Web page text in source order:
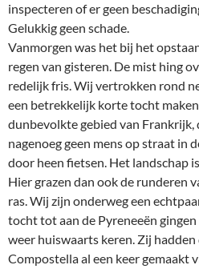
inspecteren of er geen
Gelukkig geen schade.
Vanmorgen was het bij het
regen van gisteren. De mist hing
redelijk fris. Wij vertrokken rond
een betrekkelijk korte tocht
dunbevolkte gebied van Frankrijk,
nagenoeg geen mens op straat in
door heen fietsen. Het landschap
Hier grazen dan ook de runderen
ras. Wij zijn onderweg een
tocht tot aan de Pyreneeën
weer huiswaarts keren. Zij
Compostella al een keer gemaakt